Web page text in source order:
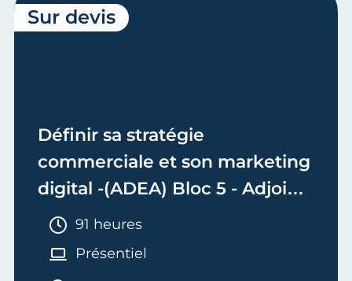
Définir sa stratégie
commerciale et son marketing
digital -(ADEA) Bloc 5 - Adjoint
de Dirigeant d'Entreprise
Artisanale
Durée :
91 heures
Présentiel
Sur devis